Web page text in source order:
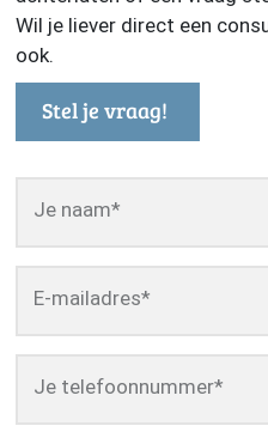
Wil je liever direct een
ook.
Stel je vraag!
Je naam*
E-mailadres*
Je telefoonnummer*